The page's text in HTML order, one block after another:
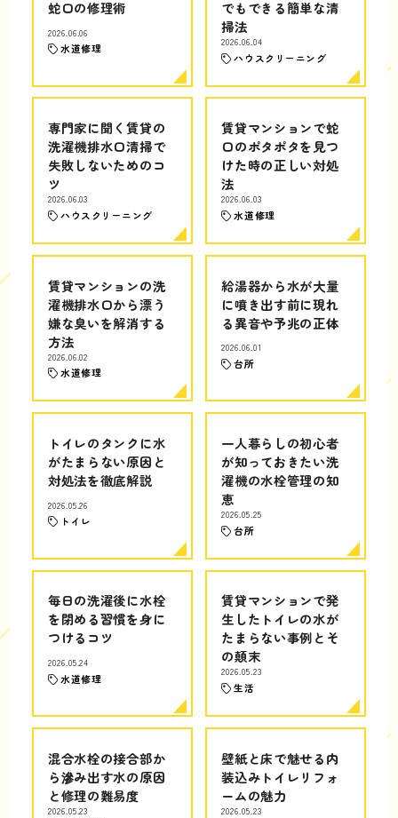
蛇口の修理術
2026.06.06
水道修理
でもできる簡単な清
掃法
2026.06.04
ハウスクリーニング
専門家に聞く賃貸の
洗濯機排水口清掃で
失敗しないためのコ
ツ
2026.06.03
ハウスクリーニング
賃貸マンションで蛇
口のポタポタを見つ
けた時の正しい対処
法
2026.06.03
水道修理
賃貸マンションの洗
濯機排水口から漂う
嫌な臭いを解消する
方法
2026.06.02
水道修理
給湯器から水が大量
に噴き出す前に現れ
る異音や予兆の正体
2026.06.01
台所
トイレのタンクに水
がたまらない原因と
対処法を徹底解説
2026.05.26
トイレ
一人暮らしの初心者
が知っておきたい洗
濯機の水栓管理の知
恵
2026.05.25
台所
毎日の洗濯後に水栓
を閉める習慣を身に
つけるコツ
2026.05.24
水道修理
賃貸マンションで発
生したトイレの水が
たまらない事例とそ
の顛末
2026.05.23
生活
混合水栓の接合部か
ら滲み出す水の原因
と修理の難易度
2026.05.23
壁紙と床で魅せる内
装込みトイレリフォ
ームの魅力
2026.05.23